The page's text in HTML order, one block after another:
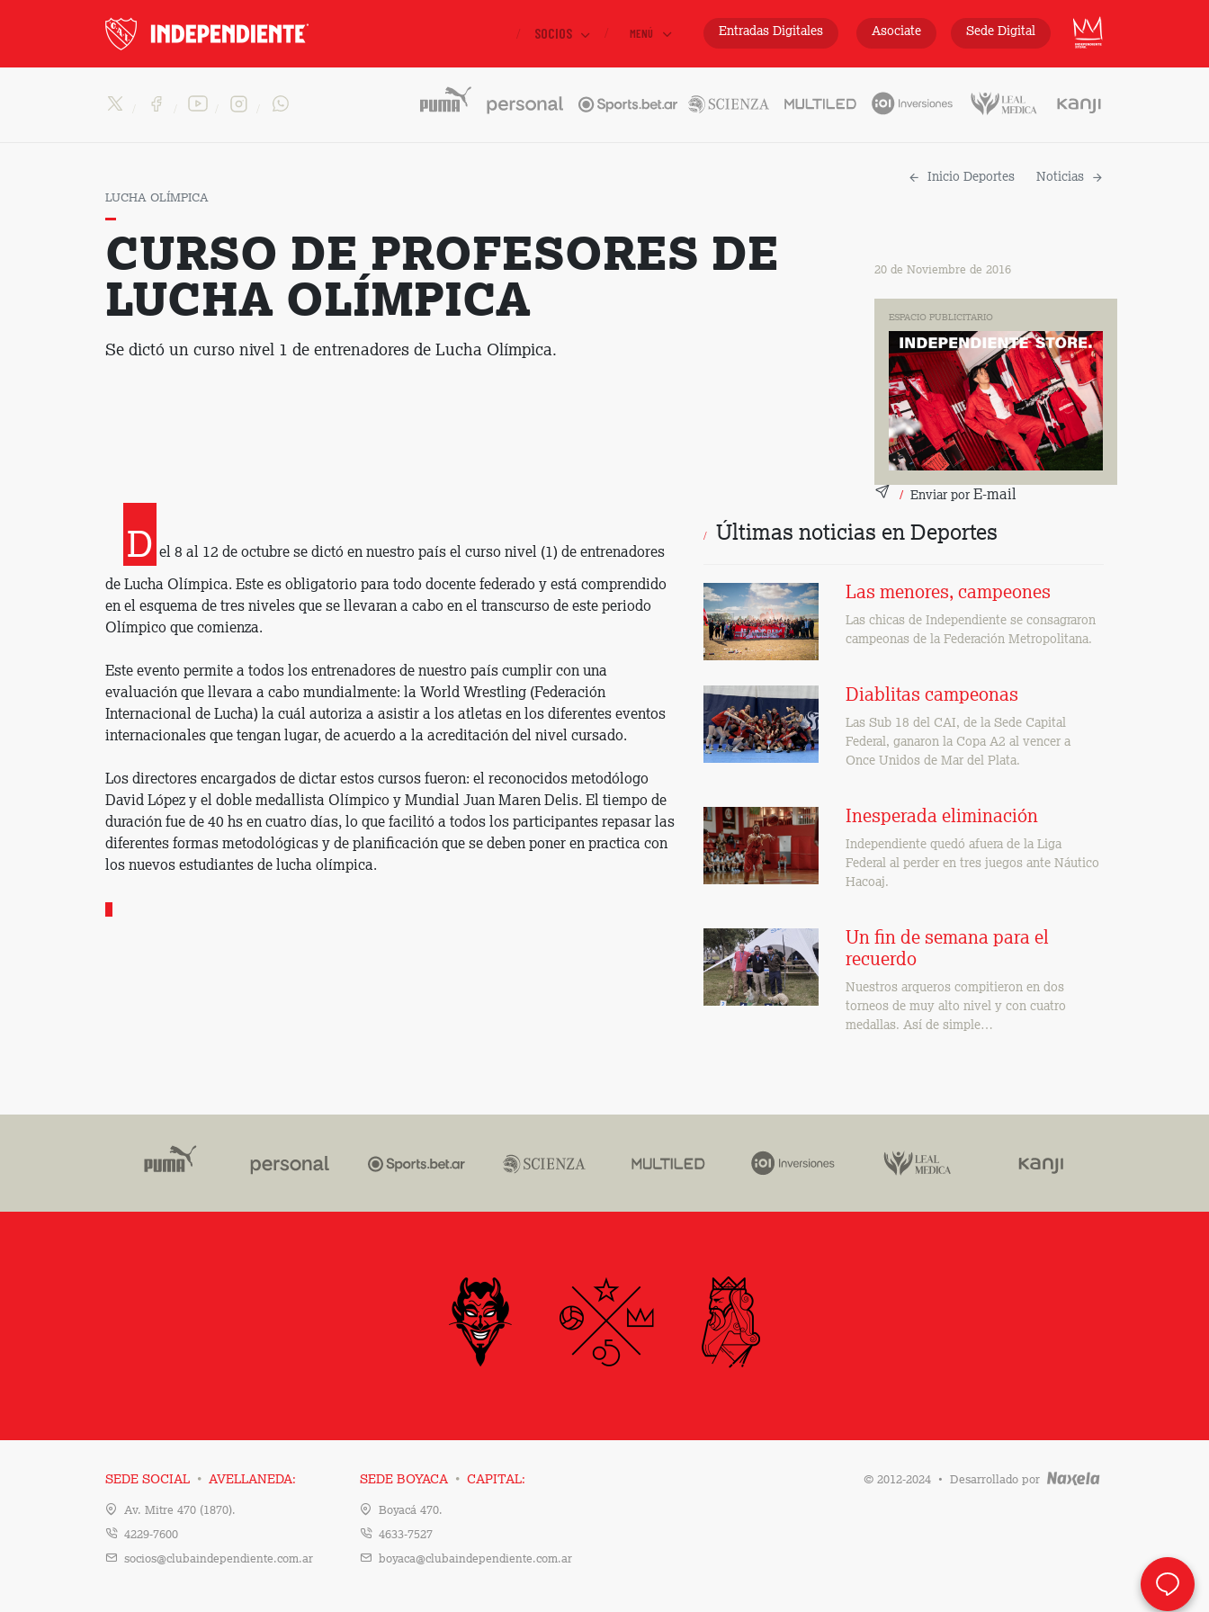
INDEPENDIENTE
SOCIOS MENÚ Entradas Digitales Asociate Sede Digital
Noticias
Inicio Deportes
LUCHA OLÍMPICA
CURSO DE PROFESORES DE
LUCHA OLÍMPICA
Se dictó un curso nivel 1 de entrenadores de Lucha Olímpica.
Compartir en Twitter
Compartir en Facebook
Enviar por WhatsApp
Enviar por E-mail
20 de Noviembre de 2016
ESPACIO PUBLICITARIO
D el 8 al 12 de octubre se dictó en nuestro país el curso nivel (1) de entrenadores
de Lucha Olímpica. Este es obligatorio para todo docente federado y está comprendido
en el esquema de tres niveles que se llevaran a cabo en el transcurso de este periodo
Olímpico que comienza.
Este evento permite a todos los entrenadores de nuestro país cumplir con una
evaluación que llevara a cabo mundialmente: la World Wrestling (Federación
Internacional de Lucha) la cuál autoriza a asistir a los atletas en los diferentes eventos
internacionales que tengan lugar, de acuerdo a la acreditación del nivel cursado.
Los directores encargados de dictar estos cursos fueron: el reconocidos metodólogo
David López y el doble medallista Olímpico y Mundial Juan Maren Delis. El tiempo de
duración fue de 40 hs en cuatro días, lo que facilitó a todos los participantes repasar las
diferentes formas metodológicas y de planificación que se deben poner en practica con
los nuevos estudiantes de lucha olímpica.
Últimas noticias en Deportes
Las menores, campeones
Las chicas de Independiente se consagraron
campeonas de la Federación Metropolitana.
Diablitas campeonas
Las Sub 18 del CAI, de la Sede Capital
Federal, ganaron la Copa A2 al vencer a
Once Unidos de Mar del Plata.
Inesperada eliminación
Independiente quedó afuera de la Liga
Federal al perder en tres juegos ante Náutico
Hacoaj.
Un fin de semana para el
recuerdo
Nuestros arqueros compitieron en dos
torneos de muy alto nivel y con cuatro
medallas. Así de simple…
SEDE SOCIAL · AVELLANEDA:
Av. Mitre 470 (1870).
4229-7600
socios@clubaindependiente.com.ar
SEDE BOYACA · CAPITAL:
Boyacá 470.
4633-7527
boyaca@clubaindependiente.com.ar
© 2012-2024 · Desarrollado por